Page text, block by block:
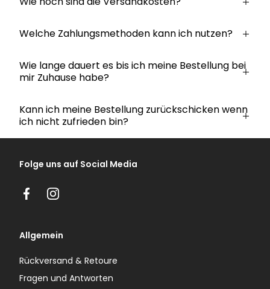
Welche Zahlungsmethoden kann ich nutzen?
Wie lange dauert es bis ich meine Bestellung bei
mir Zuhause habe?
Kann ich meine Bestellung zurückschicken wenn
ich nicht zufrieden bin?
Folge uns auf Social Media
FacebookInstagram
Allgemein
Rückversand & Retoure
Fragen und Antworten